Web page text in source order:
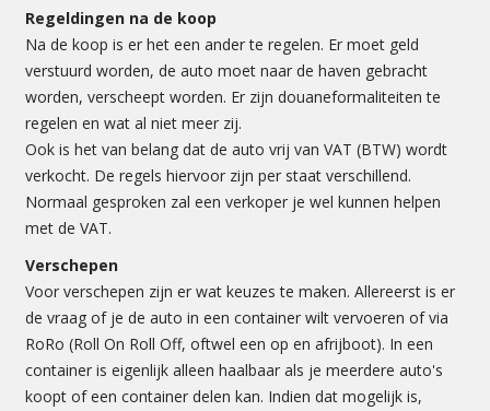
Regeldingen na de koop
Na de koop is er het een ander te regelen. Er moet geld
verstuurd worden, de auto moet naar de haven gebracht
worden, verscheept worden. Er zijn douaneformaliteiten te
regelen en wat al niet meer zij.
Ook is het van belang dat de auto vrij van VAT (BTW) wordt
verkocht. De regels hiervoor zijn per staat verschillend.
Normaal gesproken zal een verkoper je wel kunnen helpen
met de VAT.
Verschepen
Voor verschepen zijn er wat keuzes te maken. Allereerst is er
de vraag of je de auto in een container wilt vervoeren of via
RoRo (Roll On Roll Off, oftwel een op en afrijboot). In een
container is eigenlijk alleen haalbaar als je meerdere auto's
koopt of een container delen kan. Indien dat mogelijk is,